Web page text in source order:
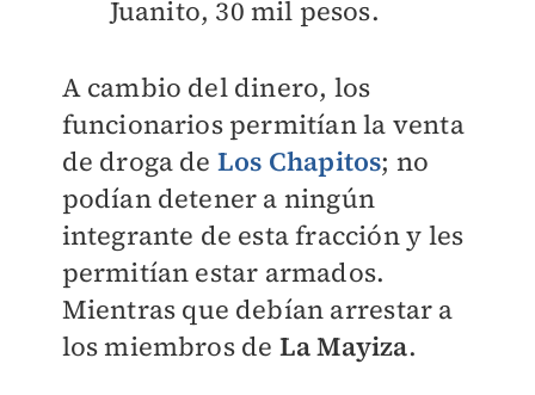
Juanito, 30 mil pesos.
A cambio del dinero, los
funcionarios permitían la venta
de droga de Los Chapitos; no
podían detener a ningún
integrante de esta fracción y les
permitían estar armados.
Mientras que debían arrestar a
los miembros de La Mayiza.